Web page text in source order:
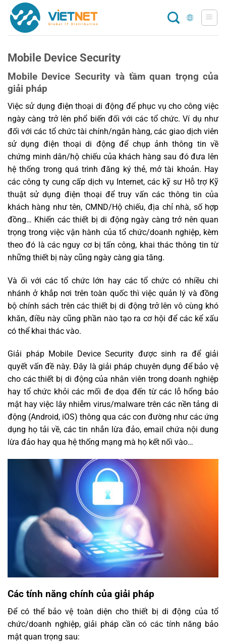
Chuyển
đến
Mobile Device Security
Mobile Device Security và tầm quan trọng của
giải pháp
Việc sử dụng điện thoại di động để phục vụ cho công việc
ngày càng trở lên phổ biến đối với các tổ chức. Ví dụ như
đối với các tổ chức tài chính/ngân hàng, các giao dịch viên
sử dụng điện thoại di động để chụp ảnh thông tin về
chứng minh dân/hộ chiếu của khách hàng sau đó đưa lên
hệ thống trong quá trình đăng ký thẻ, mở tài khoản. Hay
các công ty cung cấp dịch vụ Internet, các kỹ sư Hỗ trợ Kỹ
thuật sử dụng điện thoại để truy vấn các thông tin của
khách hàng như tên, CMND/Hộ chiếu, địa chỉ nhà, số hợp
đồng… Khiến các thiết bị di động ngày càng trở nên quan
trọng trong việc vận hành của tổ chức/doanh nghiệp, kèm
theo đó là các nguy cơ bị tấn công, khai thác thông tin từ
những thiết bị này cũng ngày càng gia tăng.
Và ối với các tổ chức lớn hay các tổ chức có nhiều chi
nhánh ở khắp nơi trên toàn quốc thì việc quản lý và đồng
bộ chính sách trên các thiết bị di động trở lên vô cùng khó
khăn, điều này cũng phần nào tạo ra cơ hội để các kể xấu
có thể khai thác vào.
Giải pháp Mobile Device Security được sinh ra để giải
quyết vấn đề này. Đây là giải pháp chuyên dụng để bảo vệ
cho các thiết bị di động của nhân viên trong doanh nghiệp
hay tổ chức khỏi các mối đe dọa đến từ các lỗ hổng bảo
mật hay việc lây nhiễm virus/malware trên các nền tảng di
động (Android, iOS) thông qua các con đường như các ứng
dụng họ tải về, các tin nhắn lừa đảo, email chứa nội dung
lừa đảo hay qua hệ thống mạng mà họ kết nối vào…
Các tính năng chính của giải pháp
Để có thể bảo vệ toàn diện cho thiết bị di động của tổ
chức/doanh nghiệp, giải pháp cần có các tính năng bảo
mật quan trọng sau: